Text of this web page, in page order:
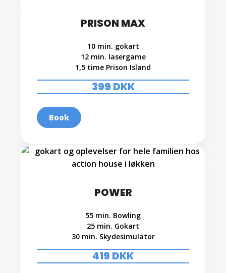
PRISON MAX
10 min. gokart
12 min. lasergame
1,5 time Prison Island
399 DKK
Book
POWER
55 min. Bowling
25 min. Gokart
30 min. Skydesimulator
419 DKK